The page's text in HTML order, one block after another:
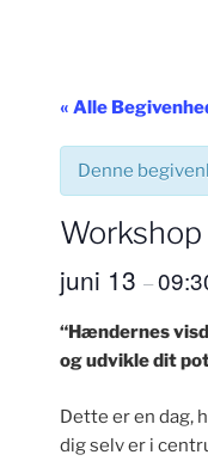
« Alle
Denne
juni 13 –
“Hændernes
og udvikle dit
Dette er en dag,
dig selv er i